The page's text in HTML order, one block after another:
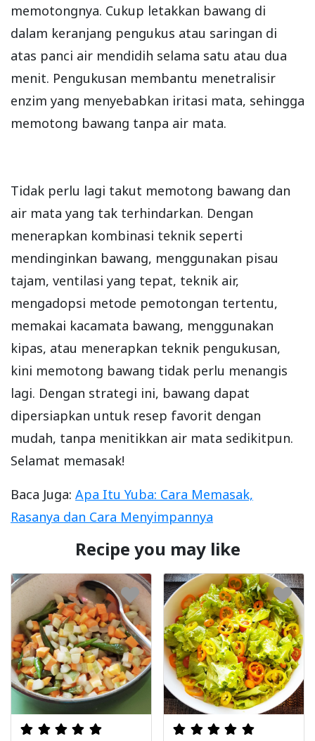
memotongnya. Cukup letakkan bawang di
dalam keranjang pengukus atau saringan di
atas panci air mendidih selama satu atau dua
menit. Pengukusan membantu menetralisir
enzim yang menyebabkan iritasi mata, sehingga
memotong bawang tanpa air mata.
Tidak perlu lagi takut memotong bawang dan
air mata yang tak terhindarkan. Dengan
menerapkan kombinasi teknik seperti
mendinginkan bawang, menggunakan pisau
tajam, ventilasi yang tepat, teknik air,
mengadopsi metode pemotongan tertentu,
memakai kacamata bawang, menggunakan
kipas, atau menerapkan teknik pengukusan,
kini memotong bawang tidak perlu menangis
lagi. Dengan strategi ini, bawang dapat
dipersiapkan untuk resep favorit dengan
mudah, tanpa menitikkan air mata sedikitpun.
Selamat memasak!
Baca Juga: Apa Itu Yuba: Cara Memasak,
Rasanya dan Cara Menyimpannya
Recipe you may like